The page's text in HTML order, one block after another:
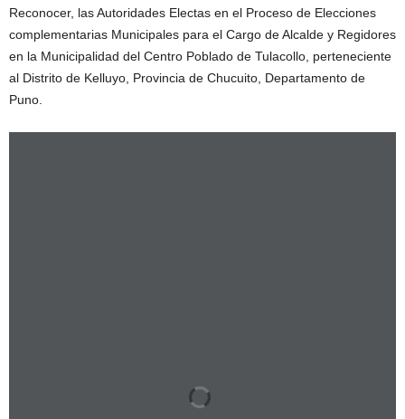
Reconocer, las Autoridades Electas en el Proceso de Elecciones
complementarias Municipales para el Cargo de Alcalde y Regidores
en la Municipalidad del Centro Poblado de Tulacollo, perteneciente
al Distrito de Kelluyo, Provincia de Chucuito, Departamento de
Puno.